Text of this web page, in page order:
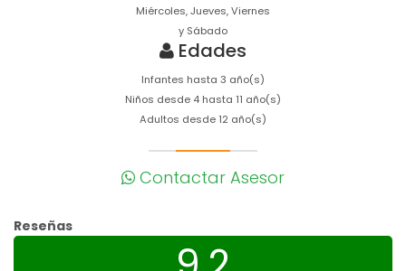
Miércoles, Jueves, Viernes
y Sábado
Edades
Infantes hasta 3 año(s)
Niños desde 4 hasta 11 año(s)
Adultos desde 12 año(s)
Contactar Asesor
Reseñas